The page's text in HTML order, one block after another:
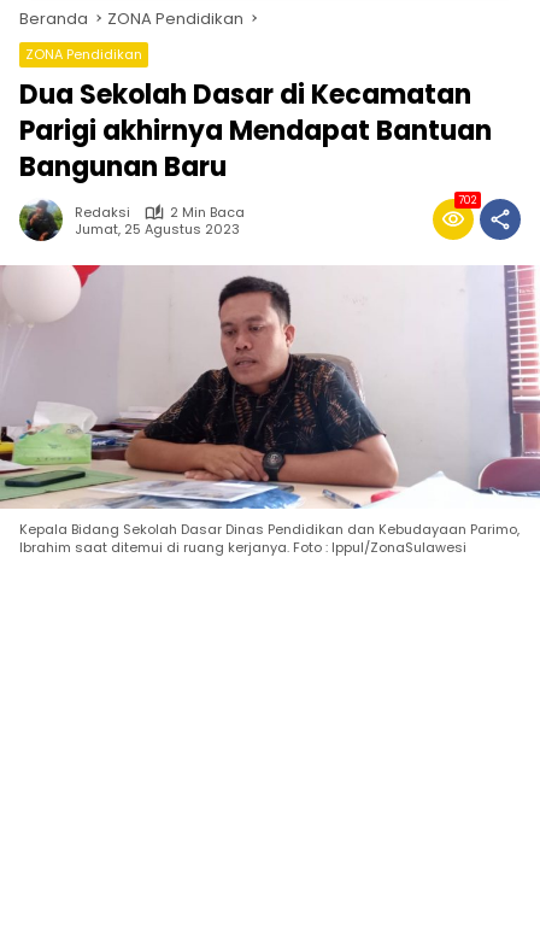
Beranda ZONA Pendidikan
ZONA Pendidikan
Dua Sekolah Dasar di Kecamatan
Parigi akhirnya Mendapat Bantuan
Bangunan Baru
Redaksi
2 Min Baca
Jumat, 25 Agustus 2023
702
Kepala Bidang Sekolah Dasar Dinas Pendidikan dan Kebudayaan Parimo,
Ibrahim saat ditemui di ruang kerjanya. Foto : Ippul/ZonaSulawesi